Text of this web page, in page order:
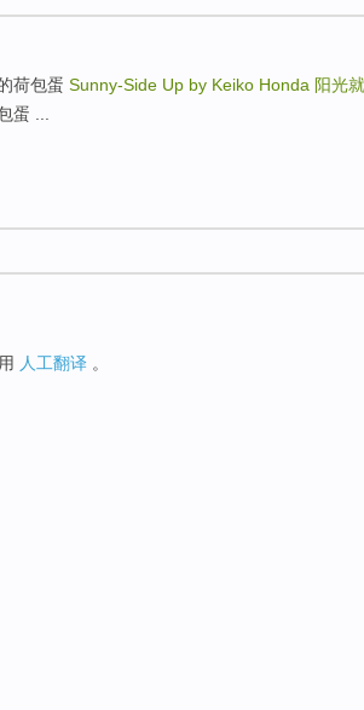
荷包蛋 Sunny-Side Up by Keiko Honda 阳光
蛋 ...
人工翻译 。